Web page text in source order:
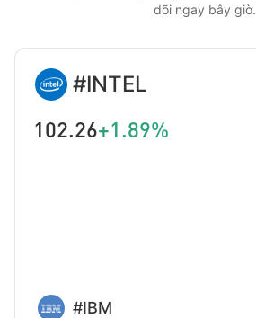
dõi ngay bây giờ.
#INTEL
102.26+1.89%
#IBM